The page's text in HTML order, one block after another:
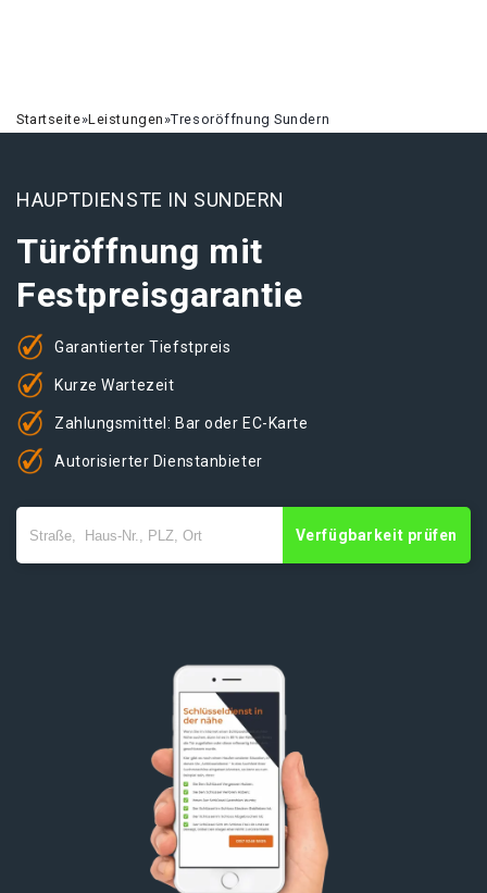
Startseite»Leistungen»Tresoröffnung Sundern
HAUPTDIENSTE IN SUNDERN
Türöffnung mit
Festpreisgarantie
Garantierter Tiefstpreis
Kurze Wartezeit
Zahlungsmittel: Bar oder EC-Karte
Autorisierter Dienstanbieter
Verfügbarkeit prüfen